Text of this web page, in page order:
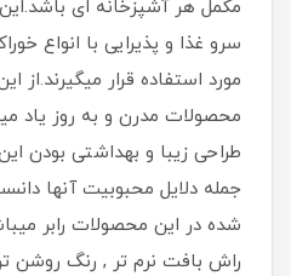
مکمل هر آشپزخانه ای
سرو غذا و پذیرایی با انواع
مورد استفاده قرار میگیرند.از
محصولات مدرن و به روز یاد
طراحی زیبا و بهداشتی بودن
جمله دلایل محبوبیت آنها
شده در این محصولات رابر
راش بافت نرم تر , رنگ